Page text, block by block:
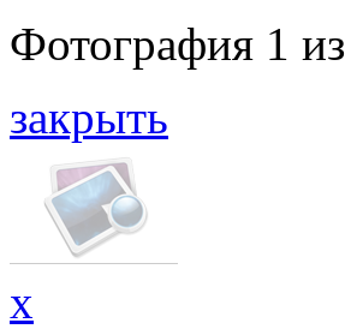
Фотография 1 из
закрыть
x